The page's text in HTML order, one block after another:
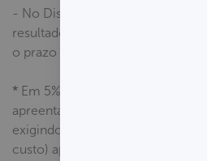
- No Distrito Federal, o prazo do
resultado é de
o prazo do seu estado.
* Em 5% dos casos, o exame pode
apreentar resultado inconclusivo,
exigindo uma nova coleta (sem
custo) após 14 dias. Em casos de